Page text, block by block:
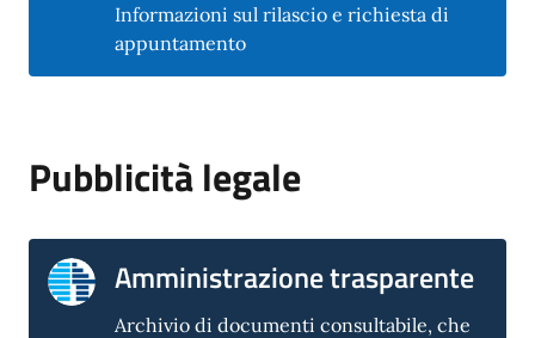
Informazioni sul rilascio e richiesta di
appuntamento
Pubblicità legale
Amministrazione trasparente
Archivio di documenti consultabile, che